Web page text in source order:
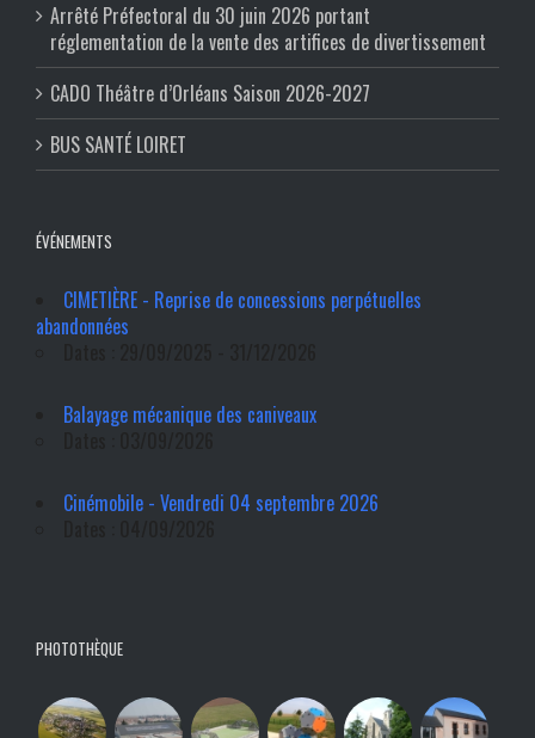
Arrêté Préfectoral du 30 juin 2026 portant
réglementation de la vente des artifices de divertissement
CADO Théâtre d’Orléans Saison 2026-2027
BUS SANTÉ LOIRET
ÉVÉNEMENTS
CIMETIÈRE - Reprise de concessions perpétuelles
abandonnées
Balayage mécanique des caniveaux
Cinémobile - Vendredi 04 septembre 2026
PHOTOTHÈQUE